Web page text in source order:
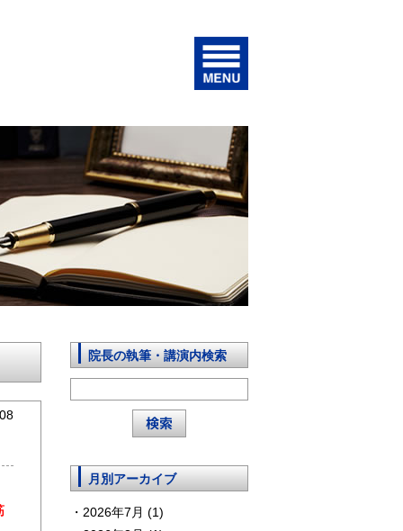
院長の執筆・講演内検索
月別アーカイブ
2026年7月 (1)